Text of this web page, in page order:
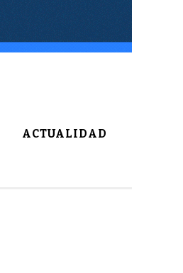
ACTUALIDAD